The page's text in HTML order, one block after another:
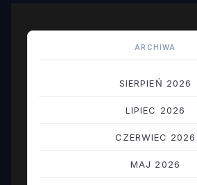
ARCHIWA
SIERPIEŃ 2026
LIPIEC 2026
CZERWIEC 2026
MAJ 2026